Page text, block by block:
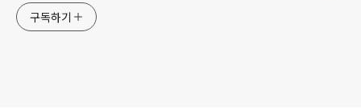
구독하기